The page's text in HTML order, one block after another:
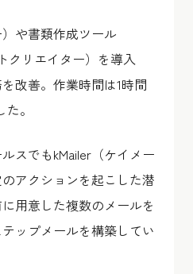
や書類作成ツール
クリエイター）を導入
改善。作業時間は1時間
。
スでもkMailer（ケイメー
アクションを起こした潜
用意した複数のメールを
ップメールを構築してい